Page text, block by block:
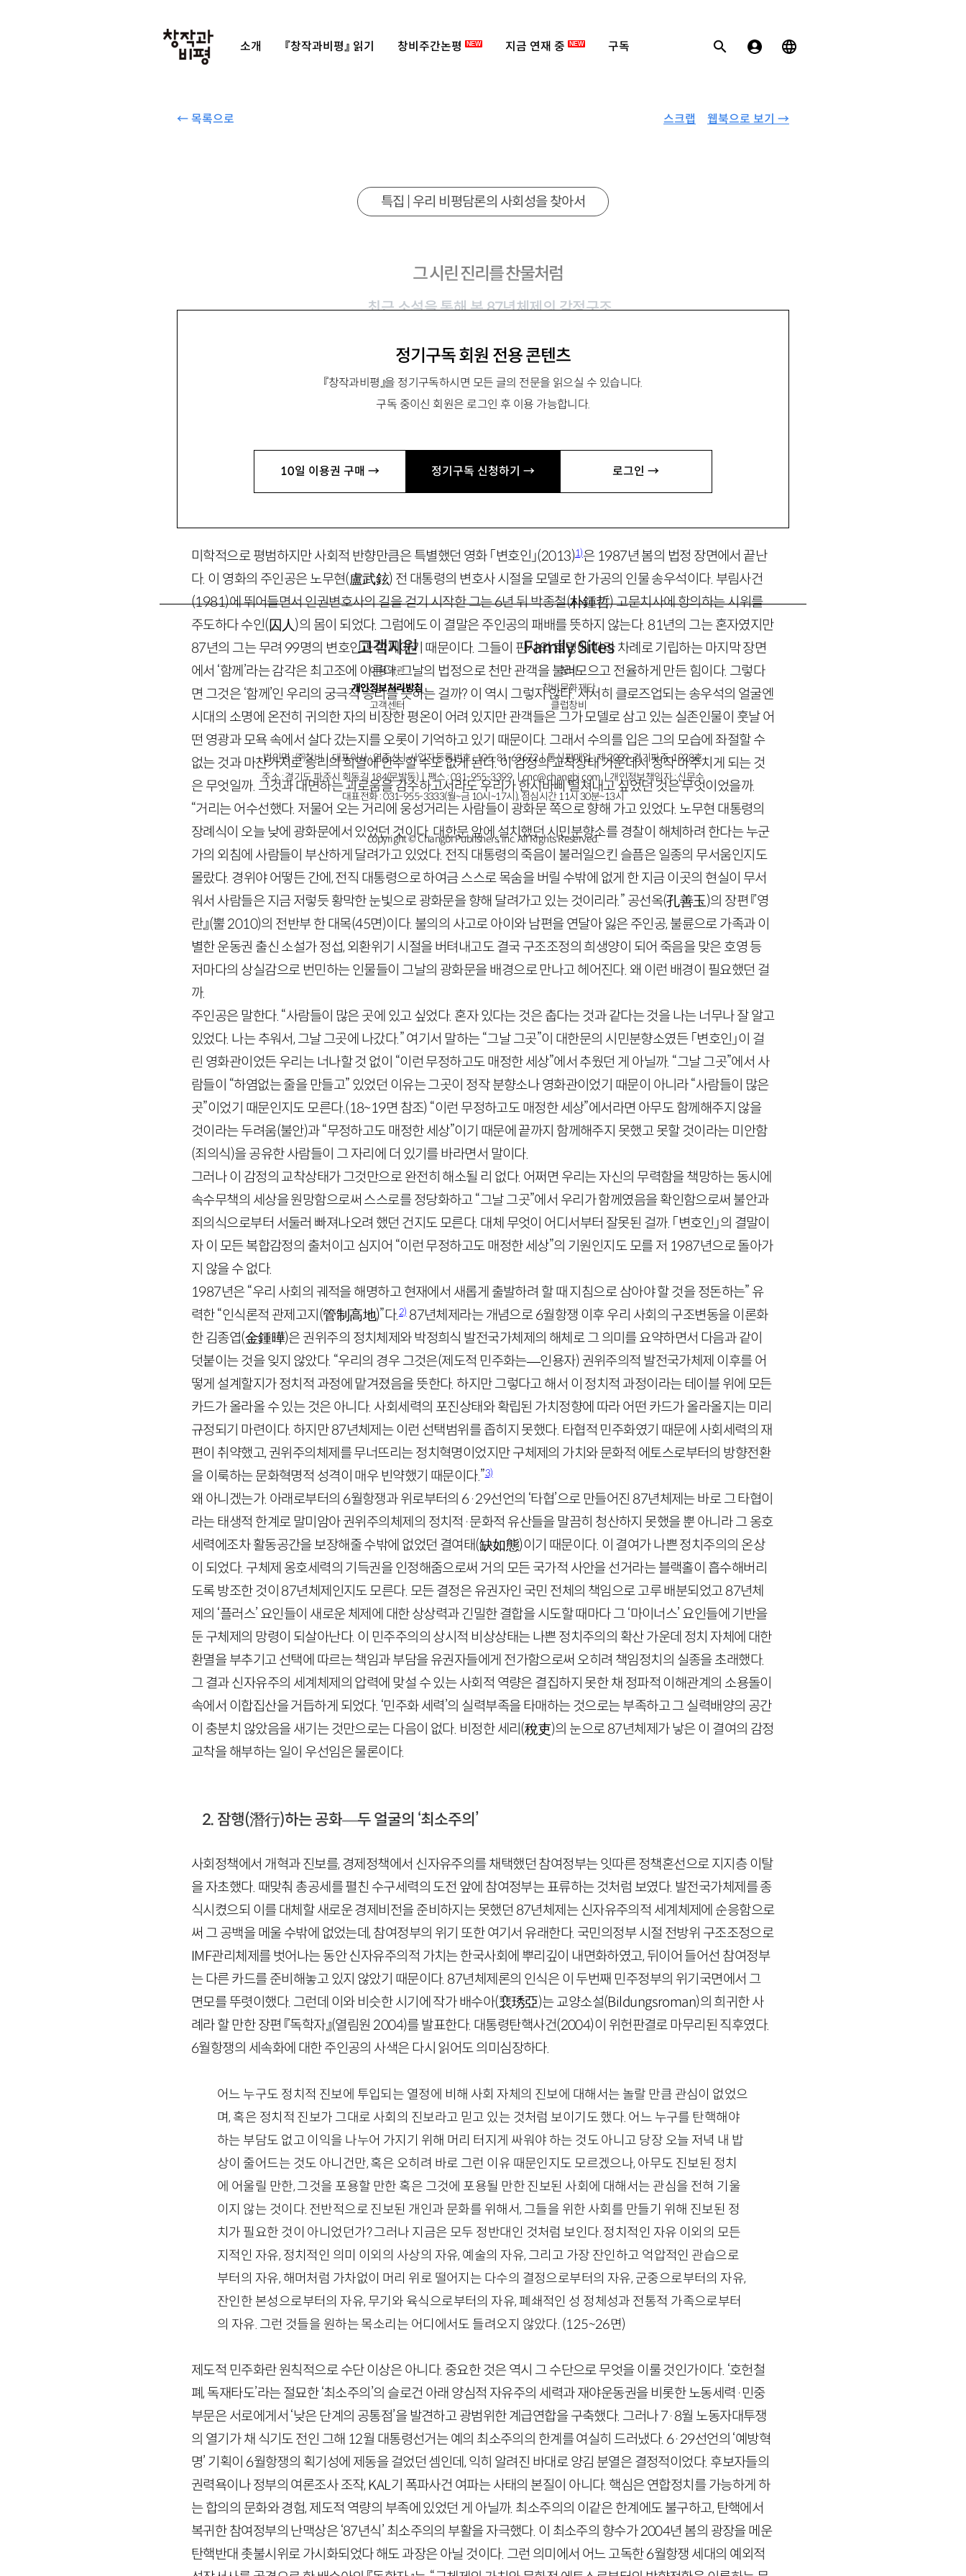
소개 『창작과비평』 읽기 창비주간논평 NEW 지금 연재 중 NEW 구독
← 목록으로 웹북으로 보기 →
스크랩
정기구독 회원 전용 콘텐츠
『창작과비평』을 정기구독하시면 모든 글의 전문을 읽으실 수 있습니다.
구독 중이신 회원은 로그인 후 이용 가능합니다.
10일 이용권 구매 → 정기구독 신청하기 → 로그인 →
특집 | 우리 비평담론의 사회성을 찾아서
그 시린 진리를 찬물처럼
최근 소설을 통해 본 87년체제의 감정구조
미학적으로 평범하지만 사회적 반향만큼은 특별했던 영화 「변호인」(2013)1)은 1987년 봄의 법정 장면에서 끝난
다. 이 영화의 주인공은 노무현(盧武鉉) 전 대통령의 변호사 시절을 모델로 한 가공의 인물 송우석이다. 부림사건
(1981)에 뛰어들면서 인권변호사의 길을 걷기 시작한 그는6년 뒤 박종철(朴鍾哲)고문치사에 항의하는 시위를
주도하다 수인(囚人)의 몸이 되었다. 그럼에도 이 결말은 주인공의 패배를 뜻하지 않는다. 81년의 그는 혼자였지만
87년의 그는 무려 99명의 변호인과 함께이기 때문이다. 그들이 판사의 호명에 따라 차례로 기립하는 마지막 장면
에서 ‘함께’라는 감각은 최고조에 이른다. 그날의 법정으로 천만 관객을 불러모으고 전율하게 만든 힘이다. 그렇다
면 그것은 ‘함께’인 우리의 궁극적 승리를 뜻하는 걸까? 이 역시 그렇지 않다. 서서히 클로즈업되는 송우석의 얼굴엔
시대의 소명에 온전히 귀의한 자의 비장한 평온이 어려 있지만 관객들은 그가 모델로 삼고 있는 실존인물이 훗날 어
떤 영광과 모욕 속에서 살다 갔는지를 오롯이 기억하고 있기 때문이다. 그래서 수의를 입은 그의 모습에 좌절할 수
없는 것과 마찬가지로 승리의 희열에 안주할 수도 없게 된다. 이 감정의 교착상태 가운데서 정작 마주치게 되는 것
은 무엇일까. 그것과 대면하는 괴로움을 감수하고서라도 우리가 한시바삐 떨쳐내고 싶었던 것은 무엇이었을까.
“거리는 어수선했다. 저물어 오는 거리에 웅성거리는 사람들이 광화문 쪽으로 향해 가고 있었다. 노무현 대통령의
장례식이 오늘 낮에 광화문에서 있었던 것이다. 대한문 앞에 설치했던 시민분향소를 경찰이 해체하려 한다는 누군
가의 외침에 사람들이 부산하게 달려가고 있었다. 전직 대통령의 죽음이 불러일으킨 슬픔은 일종의 무서움인지도
몰랐다. 경위야 어떻든 간에, 전직 대통령으로 하여금 스스로 목숨을 버릴 수밖에 없게 한 지금 이곳의 현실이 무서
워서 사람들은 지금 저렇듯 황막한 눈빛으로 광화문을 향해 달려가고 있는 것이리라.” 공선옥(孔善玉)의 장편 『영
란』(뿔2010)의 전반부 한 대목(45면)이다. 불의의 사고로 아이와 남편을 연달아 잃은 주인공, 불륜으로 가족과 이
별한 운동권 출신 소설가 정섭, 외환위기 시절을 버텨내고도 결국 구조조정의 희생양이 되어 죽음을 맞은 호영 등
저마다의 상실감으로 번민하는 인물들이 그날의 광화문을 배경으로 만나고 헤어진다. 왜 이런 배경이 필요했던 걸
까.
주인공은 말한다. “사람들이 많은 곳에 있고 싶었다. 혼자 있다는 것은 춥다는 것과 같다는 것을 나는 너무나 잘 알고
있었다. 나는 추워서, 그날 그곳에 나갔다.” 여기서 말하는 “그날 그곳”이 대한문의 시민분향소였든 「변호인」이 걸
린 영화관이었든 우리는 너나할 것 없이 “이런 무정하고도 매정한 세상”에서 추웠던 게 아닐까. “그날 그곳”에서 사
람들이 “하염없는 줄을 만들고” 있었던 이유는 그곳이 정작 분향소나 영화관이었기 때문이 아니라 “사람들이 많은
곳”이었기 때문인지도 모른다.(18~19면 참조) “이런 무정하고도 매정한 세상”에서라면 아무도 함께해주지 않을
것이라는 두려움(불안)과 “무정하고도 매정한 세상”이기 때문에 끝까지 함께해주지 못했고 못할 것이라는 미안함
(죄의식)을 공유한 사람들이 그 자리에 더 있기를 바라면서 말이다.
그러나 이 감정의 교착상태가 그것만으로 완전히 해소될 리 없다. 어쩌면 우리는 자신의 무력함을 책망하는 동시에
속수무책의 세상을 원망함으로써 스스로를 정당화하고 “그날 그곳”에서 우리가 함께였음을 확인함으로써 불안과
죄의식으로부터 서둘러 빠져나오려 했던 건지도 모른다. 대체 무엇이 어디서부터 잘못된 걸까. 「변호인」의 결말이
자 이 모든 복합감정의 출처이고 심지어 “이런 무정하고도 매정한 세상”의 기원인지도 모를 저 1987년으로 돌아가
지 않을 수 없다.
1987년은 “우리 사회의 궤적을 해명하고 현재에서 새롭게 출발하려 할 때 지침으로 삼아야 할 것을 정돈하는” 유
력한 “인식론적 관제고지 (管制高地)”다.2) 87년체제라는 개념으로6월항쟁 이후 우리 사회의 구조변동을 이론화
한 김종엽(金鍾曄)은 권위주의 정치체제와 박정희식 발전국가체제의 해체로 그 의미를 요약하면서 다음과 같이
덧붙이는 것을 잊지 않았다. “우리의 경우 그것은(제도적 민주화는—인용자) 권위주의적 발전국가체제 이후를 어
떻게 설계할지가 정치적 과정에 맡겨졌음을 뜻한다. 하지만 그렇다고 해서 이 정치적 과정이라는 테이블 위에 모든
카드가 올라올 수 있는 것은 아니다. 사회세력의 포진상태와 확립된 가치정향에 따라 어떤 카드가 올라올지는 미리
규정되기 마련이다. 하지만87년체제는 이런 선택범위를 좁히지 못했다. 타협적 민주화였기 때문에 사회세력의 재
편이 취약했고, 권위주의체제를 무너뜨리는 정치혁명이었지만 구체제의 가치와 문화적 에토스로부터의 방향전환
을 이룩하는 문화혁명적 성격이 매우 빈약했기 때문이다.”3)
왜 아니겠는가. 아래로부터의 6월항쟁과 위로부터의 6·29선언의 ‘타협’으로 만들어진 87년체제는 바로 그 타협이
라는 태생적 한계로 말미암아 권위주의체제의 정치적 ·문화적 유산들을 말끔히 청산하지 못했을 뿐 아니라 그 옹호
세력에조차 활동공간을 보장해줄 수밖에 없었던 결여태(缺如態)이기 때문이다. 이 결여가 나쁜 정치주의의 온상
이 되었다. 구체제 옹호세력의 기득권을 인정해줌으로써 거의 모든 국가적 사안을 선거라는 블랙홀이 흡수해버리
도록 방조한 것이 87년체제인지도 모른다. 모든 결정은 유권자인 국민 전체의 책임으로 고루 배분되었고87년체
제의 ‘플러스’ 요인들이 새로운 체제에 대한 상상력과 긴밀한 결합을 시도할 때마다 그 ‘마이너스’ 요인들에 기반을
둔 구체제의 망령이 되살아난다. 이 민주주의의 상시적 비상상태는 나쁜 정치주의의 확산 가운데 정치 자체에 대한
환멸을 부추기고 선택에 따르는 책임과 부담을 유권자들에게 전가함으로써 오히려 책임정치의 실종을 초래했다.
그 결과 신자유주의 세계체제의 압력에 맞설 수 있는 사회적 역량은 결집하지 못한 채 정파적 이해관계의 소용돌이
속에서 이합집산을 거듭하게 되었다. ‘민주화 세력’의 실력부족을 타매하는 것으로는 부족하고 그 실력배양의 공간
이 충분치 않았음을 새기는 것만으로는 다음이 없다. 비정한 세리 (稅吏)의 눈으로87년체제가 낳은 이 결여의 감정
교착을 해부하는 일이 우선임은 물론이다.
2. 잠행(潛行)하는 공화—두 얼굴의 ‘최소주의’
사회정책에서 개혁과 진보를, 경제정책에서 신자유주의를 채택했던 참여정부는 잇따른 정책혼선으로 지지층 이탈
을 자초했다. 때맞춰 총공세를 펼친 수구세력의 도전 앞에 참여정부는 표류하는 것처럼 보였다. 발전국가체제를 종
식시켰으되 이를 대체할 새로운 경제비전을 준비하지는 못했던 87년체제는 신자유주의적 세계체제에 순응함으로
써 그 공백을 메울 수밖에 없었는데, 참여정부의 위기 또한 여기서 유래한다. 국민의정부 시절 전방위 구조조정으로
IMF관리체제를 벗어나는 동안 신자유주의적 가치는 한국사회에 뿌리깊이 내면화하였고, 뒤이어 들어선 참여정부
는 다른 카드를 준비해놓고 있지 않았기 때문이다. 87년체제론의 인식은 이 두번째 민주정부의 위기국면에서 그
면모를 뚜렷이했다. 그런데 이와 비슷한 시기에 작가 배수아(裵琇亞)는 교양소설(Bildungsroman)의 희귀한 사
례라 할 만한 장편 『독학자』(열림원 2004)를 발표한다. 대통령탄핵사건(2004)이 위헌판결로 마무리된 직후였다.
6월항쟁의 세속화에 대한 주인공의 사색은 다시 읽어도 의미심장하다.
어느 누구도 정치적 진보에 투입되는 열정에 비해 사회 자체의 진보에 대해서는 놀랄 만큼 관심이 없었으
며, 혹은 정치적 진보가 그대로 사회의 진보라고 믿고 있는 것처럼 보이기도 했다. 어느 누구를 탄핵해야
하는 부담도 없고 이익을 나누어 가지기 위해 머리 터지게 싸워야 하는 것도 아니고 당장 오늘 저녁 내 밥
상이 줄어드는 것도 아니건만, 혹은 오히려 바로 그런 이유 때문인지도 모르겠으나, 아무도 진보된 정치
에 어울릴 만한, 그것을 포용할 만한 혹은 그것에 포용될 만한 진보된 사회에 대해서는 관심을 전혀 기울
이지 않는 것이다. 전반적으로 진보된 개인과 문화를 위해서, 그들을 위한 사회를 만들기 위해 진보된 정
치가 필요한 것이 아니었던가? 그러나 지금은 모두 정반대인 것처럼 보인다. 정치적인 자유 이외의 모든
지적인 자유, 정치적인 의미 이외의 사상의 자유, 예술의 자유, 그리고 가장 잔인하고 억압적인 관습으로
부터의 자유, 해머처럼 가차없이 머리 위로 떨어지는 다수의 결정으로부터의 자유, 군중으로부터의 자유,
잔인한 본성으로부터의 자유, 무기와 육식으로부터의 자유, 폐쇄적인 성 정체성과 전통적 가족으로부터
의 자유. 그런 것들을 원하는 목소리는 어디에서도 들려오지 않았다. (125~26면)
제도적 민주화란 원칙적으로 수단 이상은 아니다. 중요한 것은 역시 그 수단으로 무엇을 이룰 것인가이다. ‘호헌철
폐, 독재타도’라는 절묘한 ‘최소주의’의 슬로건 아래 양심적 자유주의 세력과 재야운동권을 비롯한 노동세력 ·민중
부문은 서로에게서 ‘낮은 단계의 공통점’을 발견하고 광범위한 계급연합을 구축했다. 그러나7·8월 노동자대투쟁
의 열기가 채 식기도 전인 그해 12월 대통령선거는 예의 최소주의의 한계를 여실히 드러냈다. 6·29선언의 ‘예방혁
명’ 기획이 6월항쟁의 획기성에 제동을 걸었던 셈인데, 익히 알려진 바대로 양김 분열은 결정적이었다. 후보자들의
권력욕이나 정부의 여론조사 조작, KAL기 폭파사건 여파는 사태의 본질이 아니다. 핵심은 연합정치를 가능하게 하
는 합의의 문화와 경험, 제도적 역량의 부족에 있었던 게 아닐까. 최소주의의 이같은 한계에도 불구하고, 탄핵에서
복귀한 참여정부의 난맥상은 ‘87년식’ 최소주의의 부활을 자극했다. 이 최소주의 향수가2004년 봄의 광장을 메운
탄핵반대 촛불시위로 가시화되었다 해도 과장은 아닐 것이다. 그런 의미에서 어느 고독한6월항쟁 세대의 예외적
고객지원
이용약관
개인정보처리방침
고객센터
Family Sites
창비
창비문화재단
클럽창비
법인명 : ㈜창비ㅣ대표이사 : 염종선ㅣ사업자등록번호 : 105-81-63672ㅣ통신판매업 : 제 2009-경기파주-1928호
주소 : 경기도 파주시 회동길 184(문발동)ㅣ팩스 : 031-955-3399 ㅣcnc@changbi.comㅣ개인정보책임자 : 신문수
대표전화 : 031-955-3333(월~금 10시~17시), 점심시간 11시 30분~13시
copyright © Changbi Publishers, inc. All Rights Reserved.